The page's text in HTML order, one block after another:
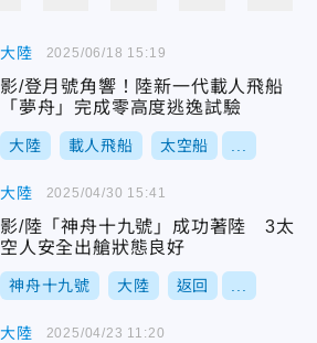
大陸
影/登月號角響！陸新一代載人飛船
「夢舟」完成零高度逃逸試驗
大陸 載人飛船 太空船
2025/06/18 15:19
大陸
影/陸「神舟十九號」成功著陸 3太
空人安全出艙狀態良好
神舟十九號 大陸 返回
2025/04/30 15:41
大陸 2025/04/23 11:20